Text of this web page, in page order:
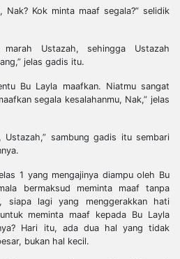
Nak? Kok minta maaf segala?” selidik
Ustazah, sehingga Ustazah
jelas gadis itu.
Bu Layla maafkan. Niatmu sangat
segala kesalahanmu, Nak,” jelas
Ustazah,” sambung gadis itu sembari
1 yang mengajinya diampu oleh Bu
bermaksud meminta maaf tanpa
siapa lagi yang menggerakkan hati
meminta maaf kepada Bu Layla
Hari itu, ada dua hal yang tidak
bukan hal kecil.